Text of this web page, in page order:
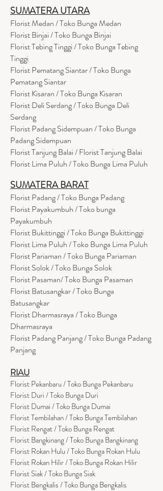
SUMATERA UTARA
Florist Medan / Toko Bunga Medan
Florist Binjai / Toko Bunga Binjai
Florist Tebing Tinggi / Toko Bunga Tebing
Tinggi
Florist Pematang Siantar / Toko Bunga
Pematang Siantar
Florist Kisaran / Toko Bunga Kisaran
Florist Deli Serdang / Toko Bunga Deli
Serdang
Florist Padang Sidempuan / Toko Bunga
Padang Sidempuan
Florist Tanjung Balai / Florist Tanjung Balai
Florist Lima Puluh / Toko Bunga Lima Puluh
SUMATERA BARAT
Florist Padang / Toko Bunga Padang
Florist Payakumbuh / Toko bunga
Payakumbuh
Florist Bukittinggi / Toko Bunga Bukittinggi
Florist Lima Puluh / Toko Bunga Lima Puluh
Florist Pariaman / Toko Bunga Pariaman
Florist Solok / Toko Bunga Solok
Florist Pasaman/ Toko Bunga Pasaman
Florist Batusangkar / Toko Bunga
Batusangkar
Florist Dharmasraya / Toko Bunga
Dharmasraya
Florist Padang Panjang / Toko Bunga Padang
Panjang
RIAU
Florist Pekanbaru / Toko Bunga Pekanbaru
Florist Duri / Toko Bunga Duri
Florist Dumai / Toko Bunga Dumai
Florist Tembilahan / Toko Bunga Tembilahan
Florist Rengat / Toko Bunga Rengat
Florist Bangkinang / Toko Bunga Bangkinang
Florist Rokan Hulu / Toko Bunga Rokan Hulu
Florist Rokan Hilir / Toko Bunga Rokan Hilir
Florist Siak / Toko Bunga Siak
Florist Bengkalis / Toko Bunga Bengkalis